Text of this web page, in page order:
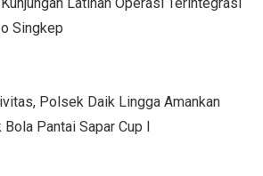
Singkep
Polsek Daik Lingga Amankan
Bola Pantai Sapar Cup I